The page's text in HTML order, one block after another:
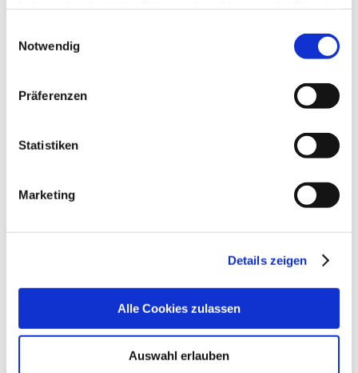
Notwendig
Präferenzen
Statistiken
Marketing
Details zeigen
Alle Cookies zulassen
Auswahl erlauben
OTA (m/w/d) mit OP Erfahrung unbefristet | zum
Klinikum Penzberg gesucht
Am Schloßbichl 7
82377 Penzberg